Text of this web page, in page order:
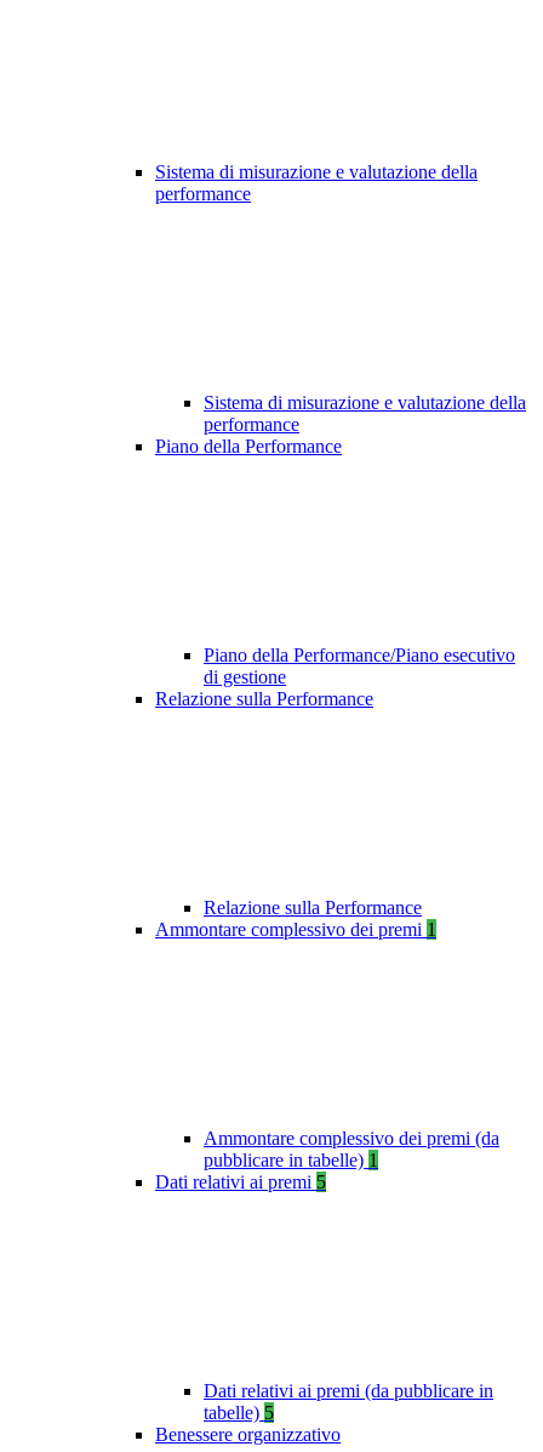
Sistema di misurazione e valutazione della
performance
Sistema di misurazione e valutazione della
performance
Piano della Performance
Piano della Performance/Piano esecutivo
di gestione
Relazione sulla Performance
Relazione sulla Performance
Ammontare complessivo dei premi 1
Ammontare complessivo dei premi (da
pubblicare in tabelle) 1
Dati relativi ai premi 5
Dati relativi ai premi (da pubblicare in
tabelle) 5
Benessere organizzativo